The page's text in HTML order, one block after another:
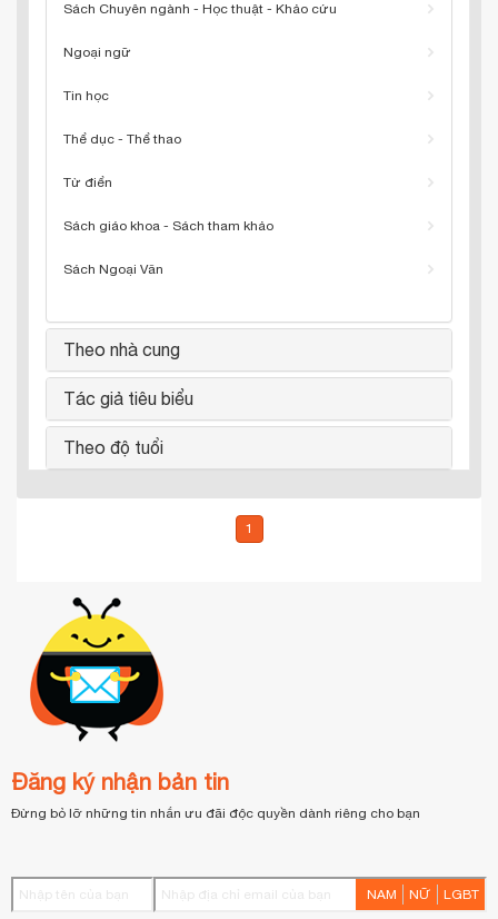
Sách Chuyên ngành - Học thuật - Khảo cứu
Ngoại ngữ
Tin học
Thể dục - Thể thao
Từ điển
Sách giáo khoa - Sách tham khảo
Sách Ngoại Văn
Theo nhà cung
Tác giả tiêu biểu
Theo độ tuổi
1
Đăng ký nhận bản tin
Đừng bỏ lỡ những tin nhắn ưu đãi độc quyền dành riêng cho bạn
NAM NỮ LGBT